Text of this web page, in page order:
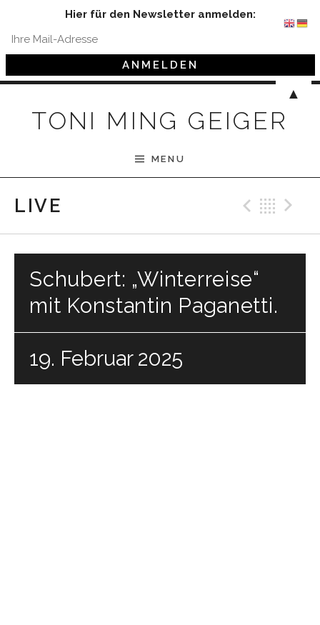
TONI MING GEIGER
MENU
LIVE
Schubert: „Winterreise“
mit Konstantin Paganetti.
19. Februar 2025
Hier für den Newsletter anmelden:
▲